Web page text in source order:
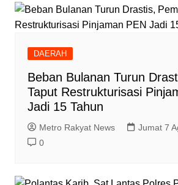
DAERAH
Beban Bulanan Turun
Taput Restrukturisasi
Jadi 15 Tahun‎
Metro Rakyat News
Jumat 7
0